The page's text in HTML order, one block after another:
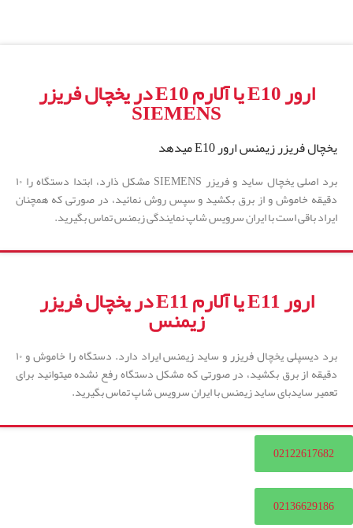
ارور E10 یا آلارم E10 در یخچال فریزرSIEMENS
یخچال فریزر زیمنس ارور E10 میدهد
برد اصلی یخچال ساید و فریزر SIEMENS مشکل ذارد، ابتدا دستگاه را ۱۰
دقیقه خاموش و از برق بکشید و سپس روش نمائید، در صورتی که همچنان
ایراد باقی است با ایران سرویس شاپ نمایندگی زبمنس تماس بگیرید.
ارور E11 یا آلارم E11 در یخچال فریزرزیمنس
برد دیسپلی یخچال فریزر و ساید زیمنس ایراد دارد. دستگاه را خاموش و ۱۰
دقیقه از برق بکشید، در صورتی که مشکل دستگاه رفع نشده میتوانید برای
تعمیر سایدبای ساید زیمنس با ایران سرویس شاپ تماس بگیرید.
02122617682
02136629186